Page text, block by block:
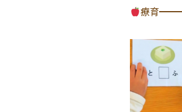
療育